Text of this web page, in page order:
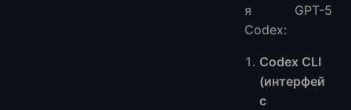
я GPT-5
Codex:
Codex CLI
(интерфей
с